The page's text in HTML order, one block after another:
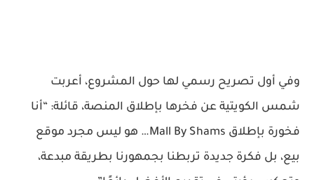
وفي أول تصريح رسمي لها حول المشروع، أعربت
شمس الكويتية عن فخرها بإطلاق المنصة، قائلة: “أنا
فخورة بإطلاق Mall By Shams… هو ليس مجرد موقع
بيع، بل فكرة جديدة تربطنا بجمهورنا بطريقة مبدعة،